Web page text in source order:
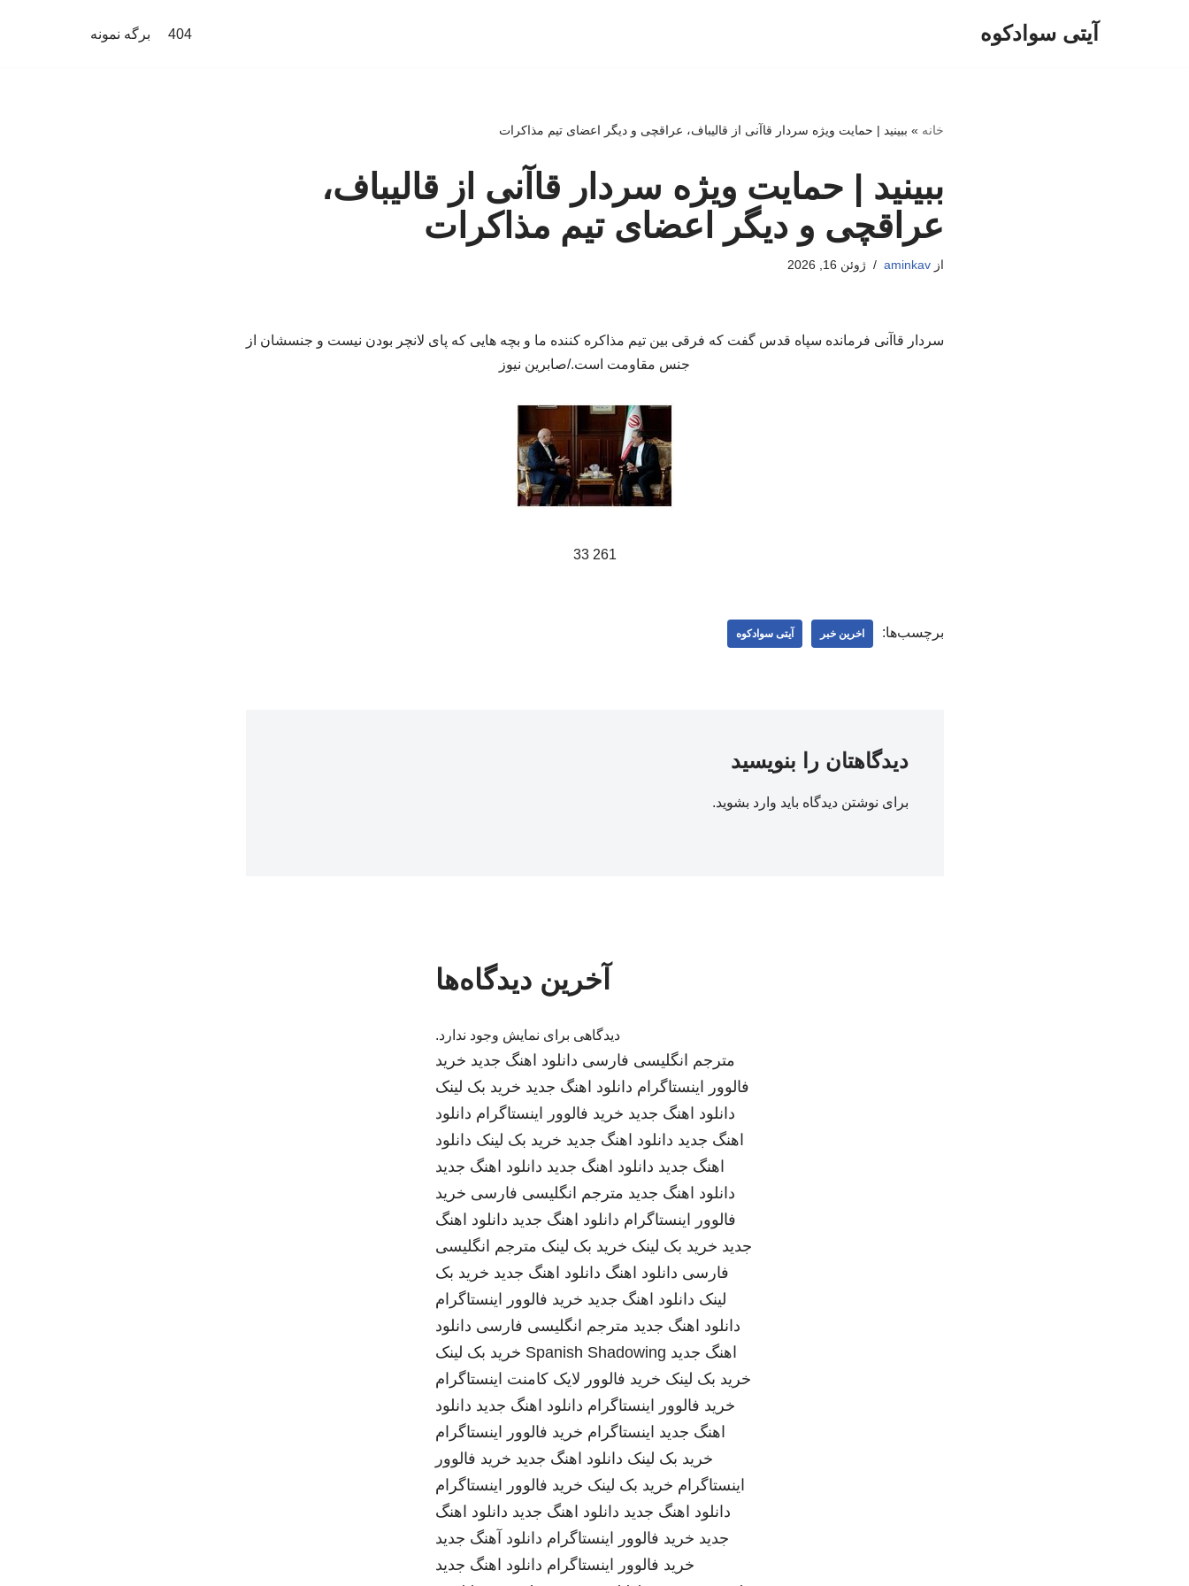
آیتی سوادکوه 404 برگه نمونه
خانه » ببینید | حمایت ویژه سردار قاآنی از قالیباف، عراقچی و دیگر اعضای تیم مذاکرات
ببینید | حمایت ویژه سردار قاآنی از قالیباف،
عراقچی و دیگر اعضای تیم مذاکرات
ازaminkav ژوئن 16, 2026
سردار قاآنی فرمانده سپاه قدس گفت که فرقی بین تیم مذاکره کننده ما و بچه هایی که پای لانچر بودن نیست و جنسشان از
جنس مقاومت است./صابرین نیوز
261 33
برچسب‌ها: اخرین خبر آیتی سوادکوه
دیدگاهتان را بنویسید
برای نوشتن دیدگاه باید وارد بشوید.
آخرین دیدگاه‌ها
دیدگاهی برای نمایش وجود ندارد.
مترجم انگلیسی فارسی دانلود اهنگ جدید خرید
فالوور اینستاگرام دانلود اهنگ جدید خرید بک لینک
دانلود اهنگ جدید خرید فالوور اینستاگرام دانلود
اهنگ جدید دانلود اهنگ جدید خرید بک لینک دانلود
اهنگ جدید دانلود اهنگ جدید دانلود اهنگ جدید
دانلود اهنگ جدید مترجم انگلیسی فارسی خرید
فالوور اینستاگرام دانلود اهنگ جدید دانلود اهنگ
جدید خرید بک لینک خرید بک لینک مترجم انگلیسی
فارسی دانلود اهنگ دانلود اهنگ جدید خرید بک
لینک دانلود اهنگ جدید خرید فالوور اینستاگرام
دانلود اهنگ جدید مترجم انگلیسی فارسی دانلود
اهنگ جدید Spanish Shadowing خرید بک لینک
خرید بک لینک خرید فالوور لایک کامنت اینستاگرام
خرید فالوور اینستاگرام دانلود اهنگ جدید دانلود
اهنگ جدید اینستاگرام خرید فالوور اینستاگرام
خرید بک لینک دانلود اهنگ جدید خرید فالوور
اینستاگرام خرید بک لینک خرید فالوور اینستاگرام
دانلود اهنگ جدید دانلود اهنگ جدید دانلود اهنگ
جدید خرید فالوور اینستاگرام دانلود آهنگ جدید
خرید فالوور اینستاگرام دانلود اهنگ جدید